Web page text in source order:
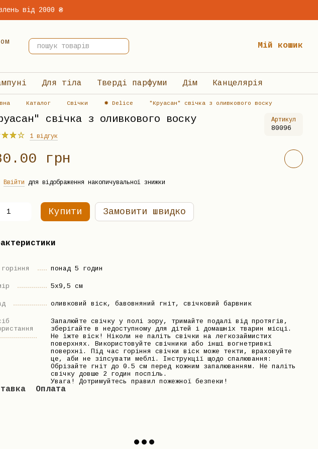
від 2000 ₴
Мій кошик
Для тіла Тверді парфуми Дім Канцелярія
Каталог Свічки ✸ Delice "Круасан" свічка з оливкового воску
свічка з оливкового воску Артикул
80096
1 відгук
грн
Ввійти для відображення накопичувальної знижки
Купити Замовити швидко
понад 5 годин
5х9,5 см
оливковий віск, бавовняний гніт, свічковий барвник
Запалюйте свічку у полі зору, тримайте подалі від протягів,
зберігайте в недоступному для дітей і домашніх тварин місці.
Не їжте віск! Ніколи не паліть свічки на легкозаймистих
поверхнях. Використовуйте свічники або інші вогнетривкі
поверхні. Під час горіння свічки віск може текти, враховуйте
це, аби не зіпсувати меблі. Інструкції щодо спалювання:
Обрізайте гніт до 0.5 см перед кожним запалюванням. Не паліть
свічку довше 2 годин поспіль.
Увага! Дотримуйтесь правил пожежної безпеки!
Оплата